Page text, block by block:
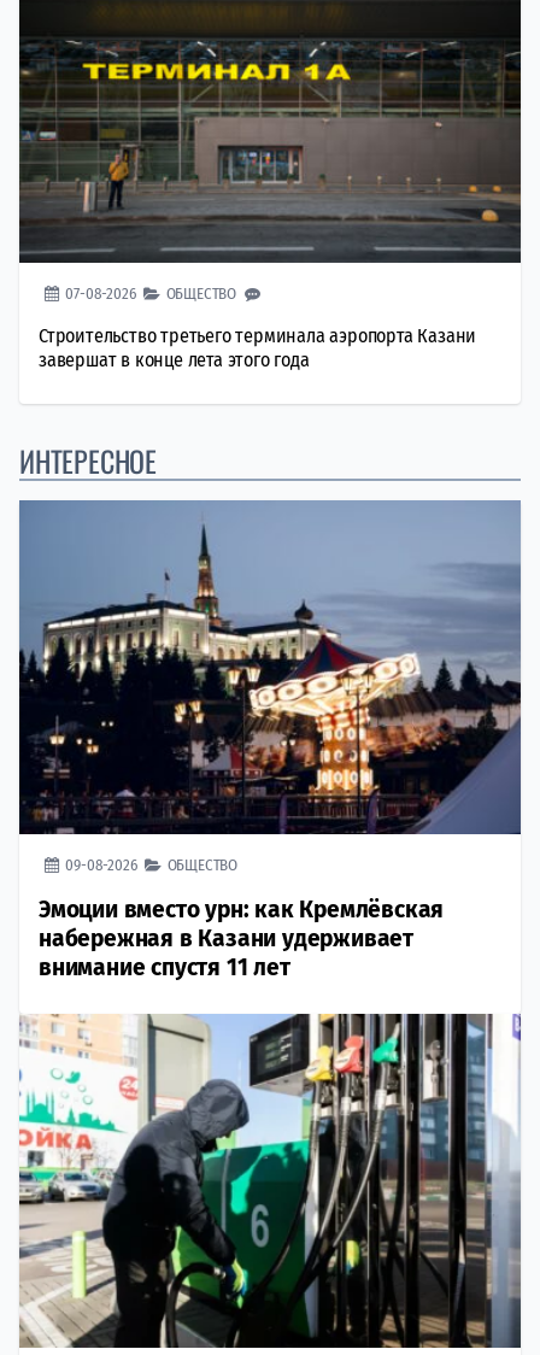
07-08-2026 ОБЩЕСТВО
Строительство третьего терминала аэропорта Казани
завершат в конце лета этого года
ИНТЕРЕСНОЕ
09-08-2026 ОБЩЕСТВО
Эмоции вместо урн: как Кремлёвская
набережная в Казани удерживает
внимание спустя 11 лет